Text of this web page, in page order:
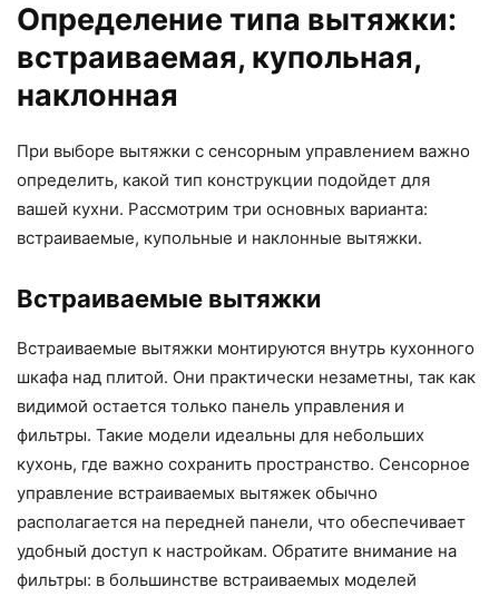
Определение типа вытяжки:
встраиваемая, купольная,
наклонная
При выборе вытяжки с сенсорным управлением важно
определить, какой тип конструкции подойдет для
вашей кухни. Рассмотрим три основных варианта:
встраиваемые, купольные и наклонные вытяжки.
Встраиваемые вытяжки
Встраиваемые вытяжки монтируются внутрь кухонного
шкафа над плитой. Они практически незаметны, так как
видимой остается только панель управления и
фильтры. Такие модели идеальны для небольших
кухонь, где важно сохранить пространство. Сенсорное
управление встраиваемых вытяжек обычно
располагается на передней панели, что обеспечивает
удобный доступ к настройкам. Обратите внимание на
фильтры: в большинстве встраиваемых моделей